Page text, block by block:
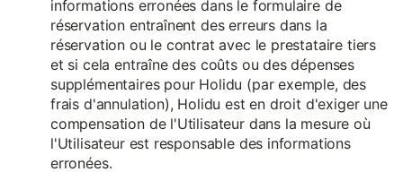
informations erronées dans le formulaire de
réservation entraînent des erreurs dans la
réservation ou le contrat avec le prestataire tiers
et si cela entraîne des coûts ou des dépenses
supplémentaires pour Holidu (par exemple, des
frais d'annulation), Holidu est en droit d'exiger une
compensation de l'Utilisateur dans la mesure où
l'Utilisateur est responsable des informations
erronées.